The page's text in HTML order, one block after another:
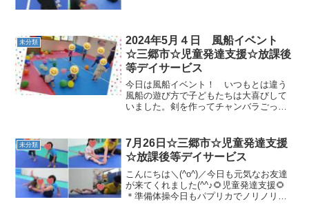
(^^♪揺れる橋や大きな滑...
未分類
2024年5月４日 風船イベント
☆三郷市☆児童発達支援☆放課後
等デイサービス
今日は風船イベント！ いつもとは違う
風船の遊び方で子どもたちは大喜びして
いました。剣を作ってチャンバラごっこ
ても可愛らしかったです。風船動物では
一人ひとり飼い主になった気...
未分類
7月26日☆三郷市☆児童発達支援
☆放課後等デイサービス
こんにちは＼(^o^)／今日も元気なお友達
が来てくれました(^^♪🌻児童発達支援🌻
＊準備体操今日もパプリカでノリノリで